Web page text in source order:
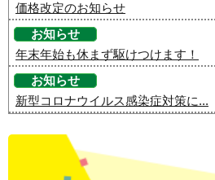
価格改定のお知らせ
お知らせ
年末年始も休まず駆けつけます！
お知らせ
新型コロナウイルス感染症対策に...